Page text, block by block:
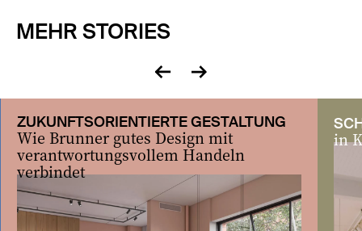
MEHR STORIES
zurück
vor
ZUKUNFTSORIENTIERTE GESTALTUNG
Wie Brunner gutes Design mit
verantwortungsvollem Handeln
verbindet
in